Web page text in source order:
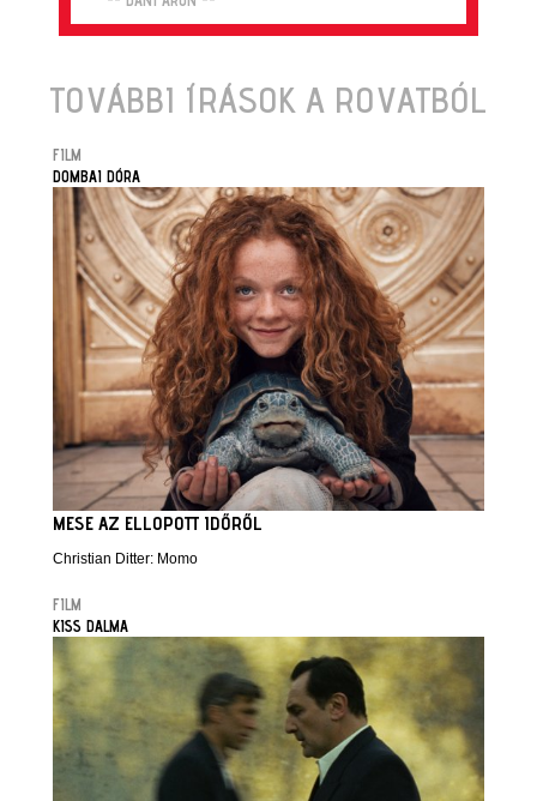
TOVÁBBI ÍRÁSOK A ROVATBÓL
FILM
DOMBAI DÓRA
MESE AZ ELLOPOTT IDŐRŐL
Christian Ditter: Momo
FILM
KISS DALMA